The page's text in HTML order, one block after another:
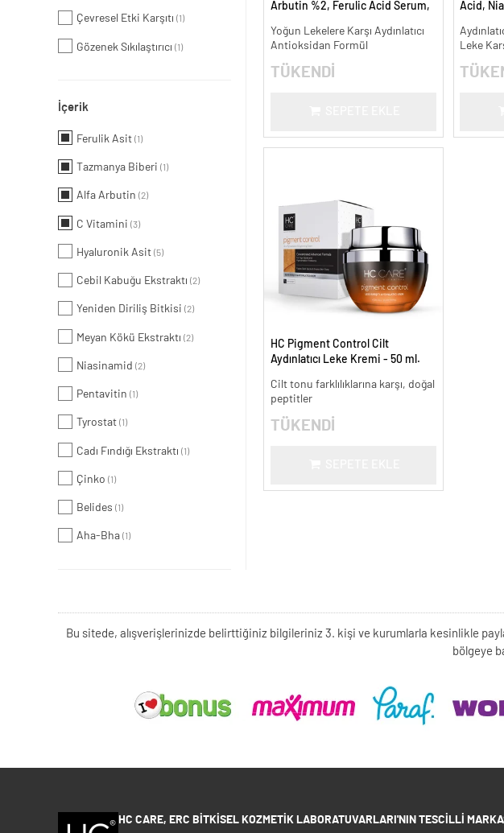
Çevresel Etki Karşıtı (1)
Gözenek Sıkılaştırıcı (1)
İçerik
Ferulik Asit (1)
Tazmanya Biberi (1)
Alfa Arbutin (2)
C Vitamini (3)
Hyaluronik Asit (5)
Cebil Kabuğu Ekstraktı (2)
Yeniden Diriliş Bitkisi (2)
Meyan Kökü Ekstraktı (2)
Niasinamid (2)
Pentavitin (1)
Tyrostat (1)
Cadı Fındığı Ekstraktı (1)
Çinko (1)
Belides (1)
Aha-Bha (1)
Arbutin %2, Ferulic Acid Serum,
ml.
Yoğun Lekelere Karşı Aydınlatıcı
Antioksidan Formül
TÜKENDİ
Acid,
Leke
HC Pigment Control Cilt
Aydınlatıcı Leke Kremi - 50 ml.
Cilt tonu farklılıklarına karşı, doğal
peptitler
TÜKENDİ
Bu sitede, alışverişlerinizde belirttiğiniz bilgileriniz 3. kişi ve kurumlarla kesinlikle
bölgeye
HC CARE, ERC BITKISEL KOZMETIK LABORATUVARLARI'NIN TESCILLI